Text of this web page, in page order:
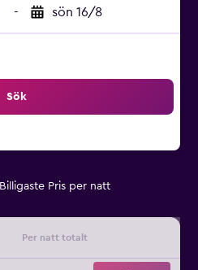
- sön 16/8
Sök
Billigaste Pris per natt
Per natt totalt